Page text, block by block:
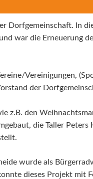
Dorfgemeinschaft. In
war die Erneuerung
Vereinigungen,
der
z.B. den
die Taller
wurde als
dieses Projekt mit